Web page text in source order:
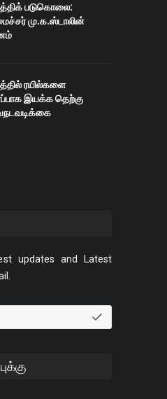
படுகொலை:
மு.க.ஸ்டாலின்
ரயில்களை
இயக்க தெற்கு
updates and Latest